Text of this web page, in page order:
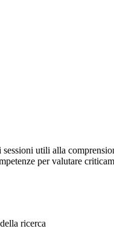
utili alla
per valutare
ricerca